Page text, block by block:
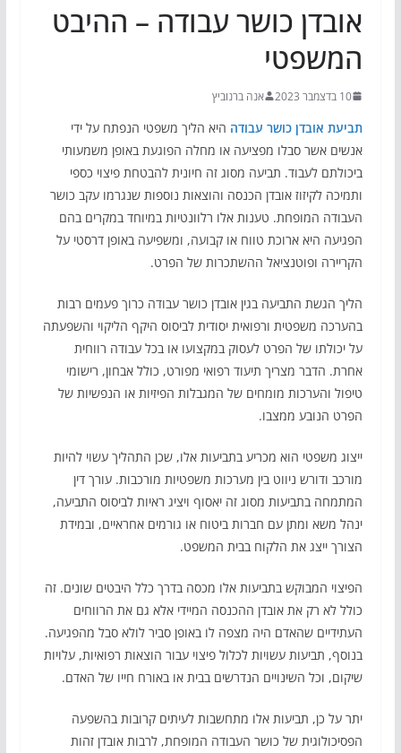
אובדן כושר עבודה – ההיבט
המשפטי
10 בדצמבר 2023 אנה ברנוביץ
תביעת אובדן כושר עבודה היא הליך משפטי הנפתח על ידי
אנשים אשר סבלו מפציעה או מחלה הפוגעת באופן משמעותי
ביכולתם לעבוד. תביעה מסוג זה חיונית להבטחת פיצוי כספי
ותמיכה לקיזוז אובדן הכנסה והוצאות נוספות שנגרמו עקב כושר
העבודה המופחת. טענות אלו רלוונטיות במיוחד במקרים בהם
הפגיעה היא ארוכת טווח או קבועה, ומשפיעה באופן דרסטי על
הקריירה ופוטנציאל ההשתכרות של הפרט.
הליך הגשת התביעה בגין אובדן כושר עבודה כרוך פעמים רבות
בהערכה משפטית ורפואית יסודית לביסוס היקף הליקוי והשפעתה
על יכולתו של הפרט לעסוק במקצועו או בכל עבודה רווחית
אחרת. הדבר מצריך תיעוד רפואי מפורט, כולל אבחון, רישומי
טיפול והערכות מומחים של המגבלות הפיזיות או הנפשיות של
הפרט הנובע ממצבו.
ייצוג משפטי הוא מכריע בתביעות אלו, שכן התהליך עשוי להיות
מורכב ודורש ניווט בין מערכות משפטיות מורכבות. עורך דין
המתמחה בתביעות מסוג זה יאסוף ויציג ראיות לביסוס התביעה,
ינהל משא ומתן עם חברות ביטוח או גורמים אחראיים, ובמידת
הצורך ייצג את הלקוח בבית המשפט.
הפיצוי המבוקש בתביעות אלו מכסה בדרך כלל היבטים שונים. זה
כולל לא רק את אובדן ההכנסה המיידי אלא גם את הרווחים
העתידיים שהאדם היה מצפה לו באופן סביר לולא סבל מהפגיעה.
בנוסף, תביעות עשויות לכלול פיצוי עבור הוצאות רפואיות, עלויות
שיקום, וכל השינויים הנדרשים בבית או באורח חייו של האדם.
יתר על כן, תביעות אלו מתחשבות לעיתים קרובות בהשפעה
הפסיכולוגית של כושר העבודה המופחת, לרבות אובדן זהות